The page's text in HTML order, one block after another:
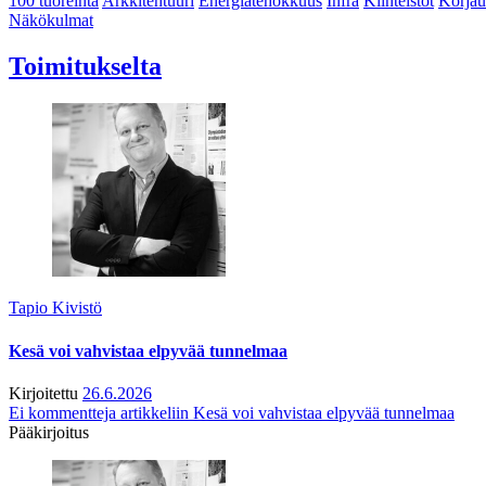
Näkökulmat
Toimitukselta
Tapio Kivistö
Kesä voi vahvistaa elpyvää tunnelmaa
Kirjoitettu 26.6.2026
Ei kommentteja artikkeliin Kesä voi vahvistaa elpyvää tunnelmaa
Pääkirjoitus